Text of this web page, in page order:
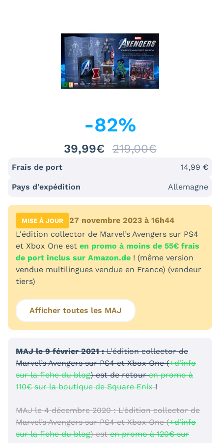
-82%
39,99€ 219,00€
Frais de port 14,99 €
Pays d'expédition Allemagne
MISE À JOUR
27 novembre 2023 à 16h44
L'édition collector de Marvel’s Avengers sur PS4
et Xbox One est en promo à moins de 55€ frais
de port inclus sur Amazon.de ! (même version
vendue multilingues vendue en France) (vendeur
tiers)
Afficher toutes les MAJ
MAJ le 9 février 2021 :L'édition collector de
Marvel’s Avengers sur PS4 et Xbox One (+d'info
sur la fiche du blog) est de retouren promo à
110€ sur la boutique de Square Enix!
MAJ le 4 décembre 2020 : L'édition collector de
Marvel’s Avengers sur PS4 et Xbox One (+d'info
sur la fiche du blog) esten promo à 120€ sur